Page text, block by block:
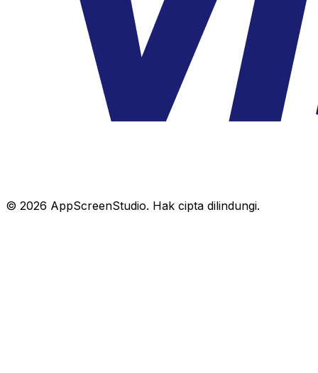
© 2026 AppScreenStudio. Hak cipta dilindungi.